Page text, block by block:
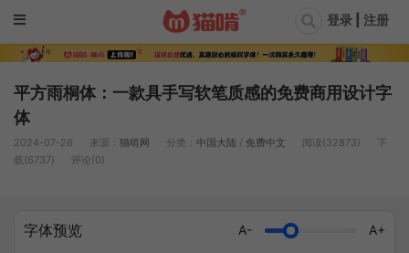
登录 | 注册
平方雨桐体：一款具手写软笔质感的免费商用设计字
体
2024-07-26 来源： 猫啃网 分类： 中国大陆 / 免费中文 阅读(32873)
下
载(6737)
评论(0)
字体预览 A- A+